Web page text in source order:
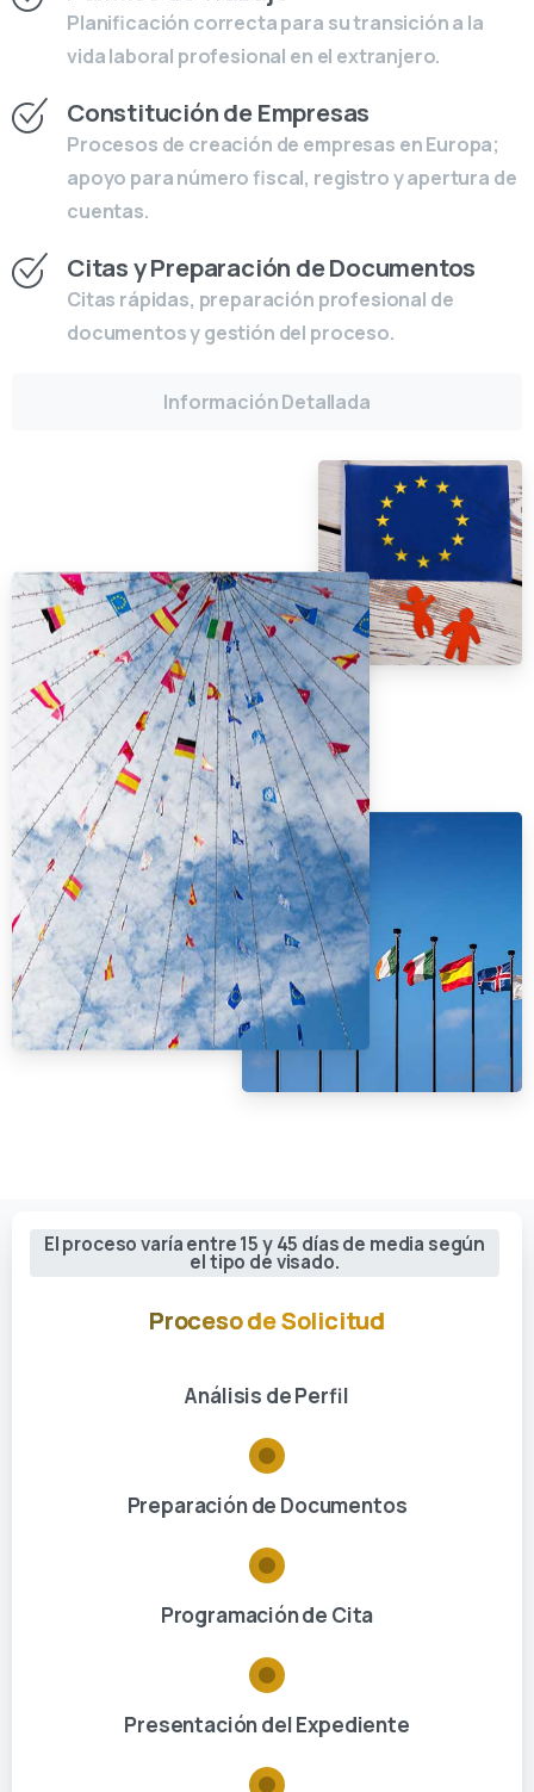
Planificación correcta para su transición a la
vida laboral profesional en el extranjero.
Constitución de Empresas
Procesos de creación de empresas en Europa;
apoyo para número fiscal, registro y apertura de
cuentas.
Citas y Preparación de Documentos
Citas rápidas, preparación profesional de
documentos y gestión del proceso.
Información Detallada
El proceso varía entre 15 y 45 días de media según
el tipo de visado.
Proceso de Solicitud
Análisis de Perfil
Preparación de Documentos
Programación de Cita
Presentación del Expediente